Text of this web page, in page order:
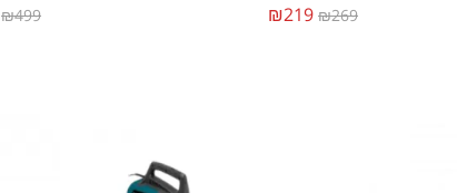
₪269
₪219
₪499